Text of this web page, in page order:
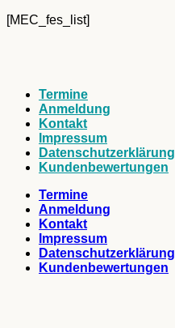
[MEC_fes_list]
Termine
Anmeldung
Kontakt
Impressum
Datenschutzerklärung
Kundenbewertungen
Termine
Anmeldung
Kontakt
Impressum
Datenschutzerklärung
Kundenbewertungen